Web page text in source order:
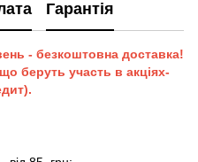
Гарантія
- безкоштовна доставка!
беруть участь в акціях-